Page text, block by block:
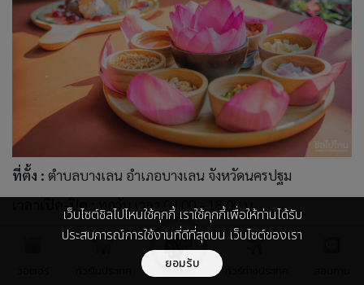
ที่ตั้ง : ตำบลบางเลน อำเภอบางเลน จังหวัดนครปฐม
เวลาเปิด-ปิด :
ทุกวัน เวลา 08.00 - 18.00 น.
ค่าบริการ :ไม่เสียค่าใช้จ่าย
081-259-7667
เว็บไซต์ชิลไปไหนใช้คุกกี้ เราใช้คุกกี้เพื่อให้ท่านได้รับ
ประสบการณ์การใช้งานที่ดีที่สุดบน เว็บไซต์ของเรา
ยอมรับ